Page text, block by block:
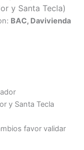
y Santa Tecla)
BAC, Davivienda
y Santa Tecla
favor validar